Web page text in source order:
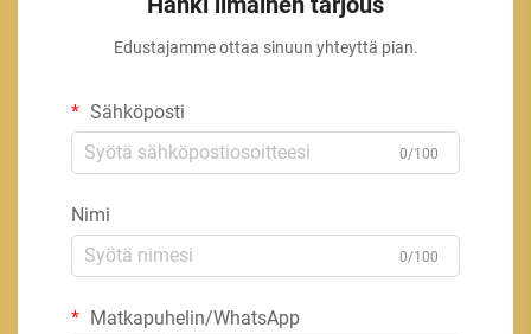
Edustajamme ottaa sinuun yhteyttä pian.
Sähköposti
0/100
Nimi
0/100
Matkapuhelin/WhatsApp